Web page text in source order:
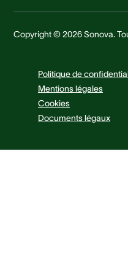
Copyright © 2026 Sonova.
Politique de
Mentions légales
Cookies
Documents légaux